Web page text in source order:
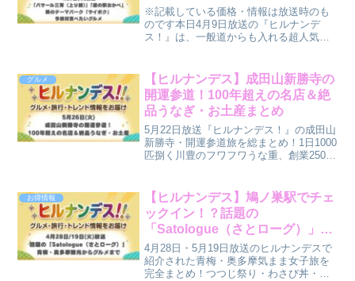
かべ」たくあん×ヨーグルトソー
スのピザ！？絶対食べたいグルメ
【4月9日(木)放送】
※記載している価格・情報は放送時のも
のです本日4月9日放送の『ヒルナンデ
ス！』は、一般道からも入れる超人気ス
旬の山菜から、三芳PA限定の絶品おやつ
まで、ドライブがて...
グルメ
【ヒルナンデス】成田山新勝寺の
開運参道！100年超えの名店＆絶
品うなぎ・お土産まとめ
5月22日放送『ヒルナンデス！』の成田山
新勝寺・開運参道旅を総まとめ！1日1000
匹捌く川豊のフワフワうな重、創業250年
寄せ情報を網羅。これを見れば成田山食
べ歩きは完璧！
お得情報
【ヒルナンデス】鳩ノ巣駅でチェ
ックイン！？話題の
「Satologue（さとローグ）」青
梅・奥多摩観光からグルメまで
【4月28日/5月19日放送】
4月28日・5月19日放送のヒルナンデスで
紹介された青梅・奥多摩気まま女子旅を
完全まとめ！つつじ祭り・わさび丼・老